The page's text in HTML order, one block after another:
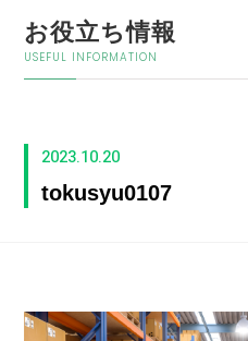
お役立ち情報
USEFUL INFORMATION
2023.10.20
tokusyu0107